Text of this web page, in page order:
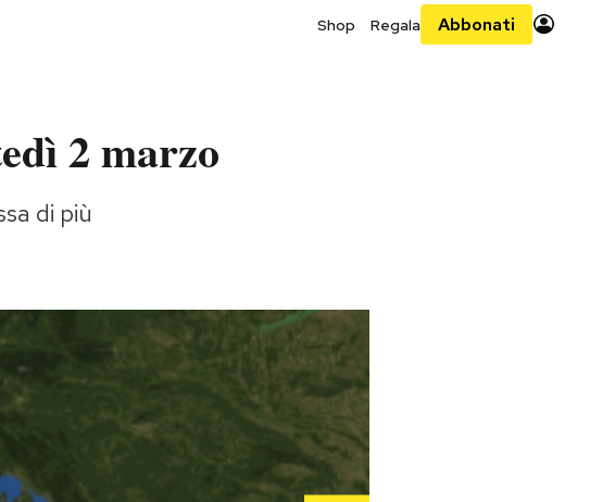
Shop Regala Abbonati
2 marzo
di più